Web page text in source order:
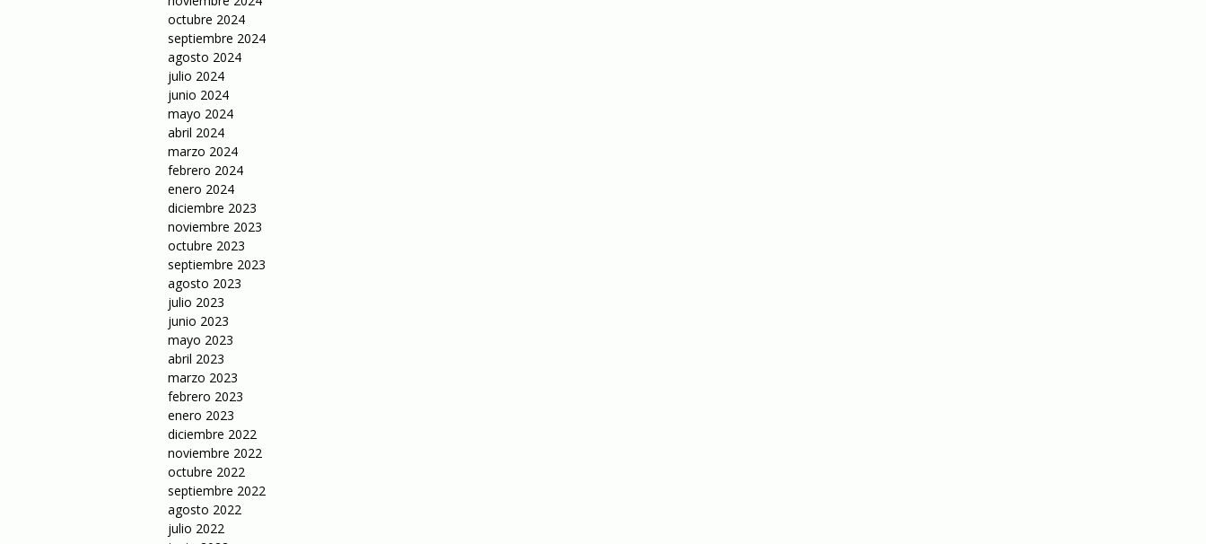
octubre 2024
septiembre 2024
agosto 2024
julio 2024
junio 2024
mayo 2024
abril 2024
marzo 2024
febrero 2024
enero 2024
diciembre 2023
noviembre 2023
octubre 2023
septiembre 2023
agosto 2023
julio 2023
junio 2023
mayo 2023
abril 2023
marzo 2023
febrero 2023
enero 2023
diciembre 2022
noviembre 2022
octubre 2022
septiembre 2022
agosto 2022
julio 2022